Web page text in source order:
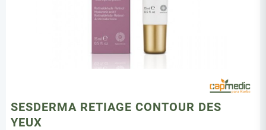
SESDERMA RETIAGE CONTOUR DES
YEUX